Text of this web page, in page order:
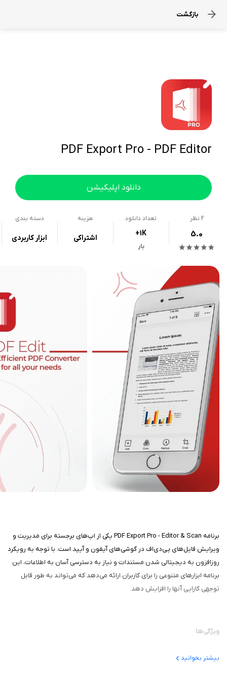
بازگشت
PDF Export Pro - PDF Editor
دانلود اپلیکیشن
2 نظر
5.0
تعداد دانلود
+1K
بار
هزینه
اشتراکی
دسته بندی
ابزار کاربردی
برنامه PDF Export Pro - Editor & Scan یکی از اپ‌های برجسته برای مدیریت و
ویرایش فایل‌های پی‌دی‌اف در گوشی‌های آیفون و آیپد است. با توجه به رویکرد
روزافزون به دیجیتالی شدن مستندات و نیاز به دسترسی آسان به اطلاعات، این
برنامه ابزارهای متنوعی را برای کاربران ارائه می‌دهد که می‌تواند به طور قابل
توجهی کارایی آنها را افزایش دهد.
ویژگی‌ها
بیشتر بخوانید